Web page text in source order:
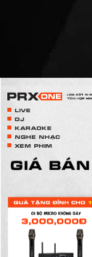
LIVE
DJ
KARAOKE
NGHE NHẠC
XEM PHIM
GIÁ BÁN